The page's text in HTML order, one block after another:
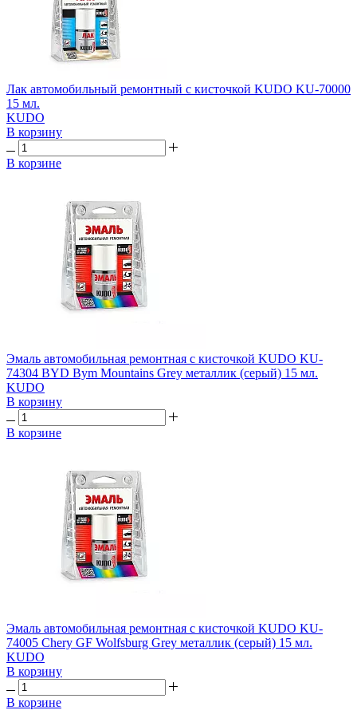
Лак автомобильный ремонтный с кисточкой KUDO KU-70000
15 мл.
KUDO
В корзину
В корзине
Эмаль автомобильная ремонтная с кисточкой KUDO KU-
74304 BYD Bym Mountains Grey металлик (серый) 15 мл.
KUDO
В корзину
В корзине
Эмаль автомобильная ремонтная с кисточкой KUDO KU-
74005 Chery GF Wolfsburg Grey металлик (серый) 15 мл.
KUDO
В корзину
В корзине